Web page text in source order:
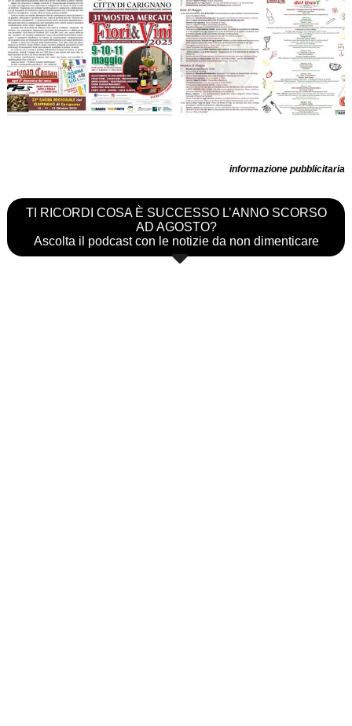
informazione pubblicitaria
TI RICORDI COSA È SUCCESSO L’ANNO SCORSO
AD AGOSTO?
Ascolta il podcast con le notizie da non dimenticare